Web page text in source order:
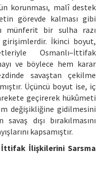
korunması, malî destek
görevde kalması gibi
münferit bir sulha razı
İkinci boyut,
Osmanlı–İttifak
ve böylece hem karar
savaştan çekilme
Üçüncü boyut ise, iç
geçirerek hükûmeti
değişikliğine gidilmesini
dışı bırakılmasını
kapsamıştır.
İlişkilerini Sarsma